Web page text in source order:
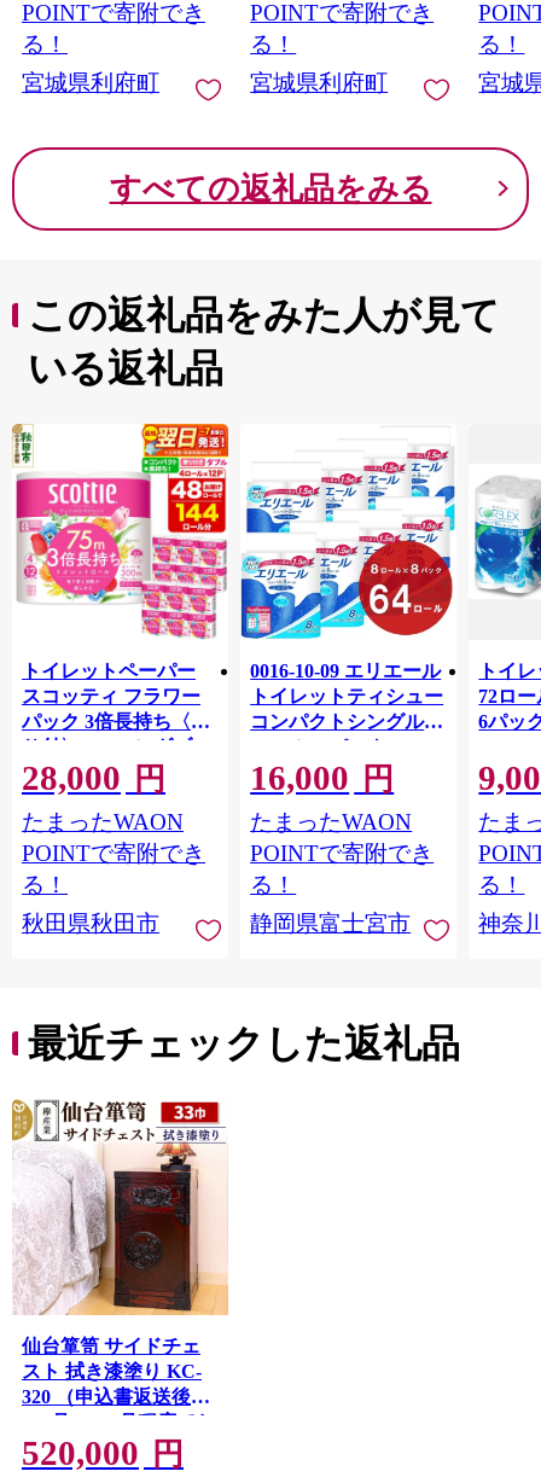
お試し] 宮城県利府町
POINTで寄附でき
る！
宮城県利府町
トリー キャラメル ク
リームチーズ ふわと
ろ] 宮城県利府町
POINTで寄附でき
る！
宮城県利府町
molle
ァク
ル ク
わと
る！
宮城
すべての返礼品をみる
この返礼品をみた人が見て
いる返礼品
トイレットペーパー
スコッティ フラワー
パック 3倍長持ち〈香
り付〉4ロール(ダブ
ル)×12パック 日用品
最短翌日発送 [スコッ
ティ フラワーパック
トイレットペーパー
日本製紙クレシア] 秋
田県秋田市
28,000 円
たまったWAON
POINTで寄附でき
る！
秋田県秋田市
0016-10-09 エリエール
トイレットティシュー
コンパクトシングル 8
ロール×8パック 64ロ
ール 1.5倍巻 82.5m
トイレットペーパー
シングル パルプ100％
香りつき 日用品 消耗
品 備蓄
16,000 円
たまったWAON
POINTで寄附でき
る！
静岡県富士宮市
トイ
72ロ
6パッ
FSCリ
長巻タ
100％
防災
ペー
川県
トペー
たま
る！
神奈
最近チェックした返礼品
仙台箪笥 サイドチェ
スト 拭き漆塗り KC-
320 （申込書返送後、
1ヶ月〜6ヶ月程度でお
届け） 欅産業 職人 お
すすめ 船箪笥 [インテ
520,000 円